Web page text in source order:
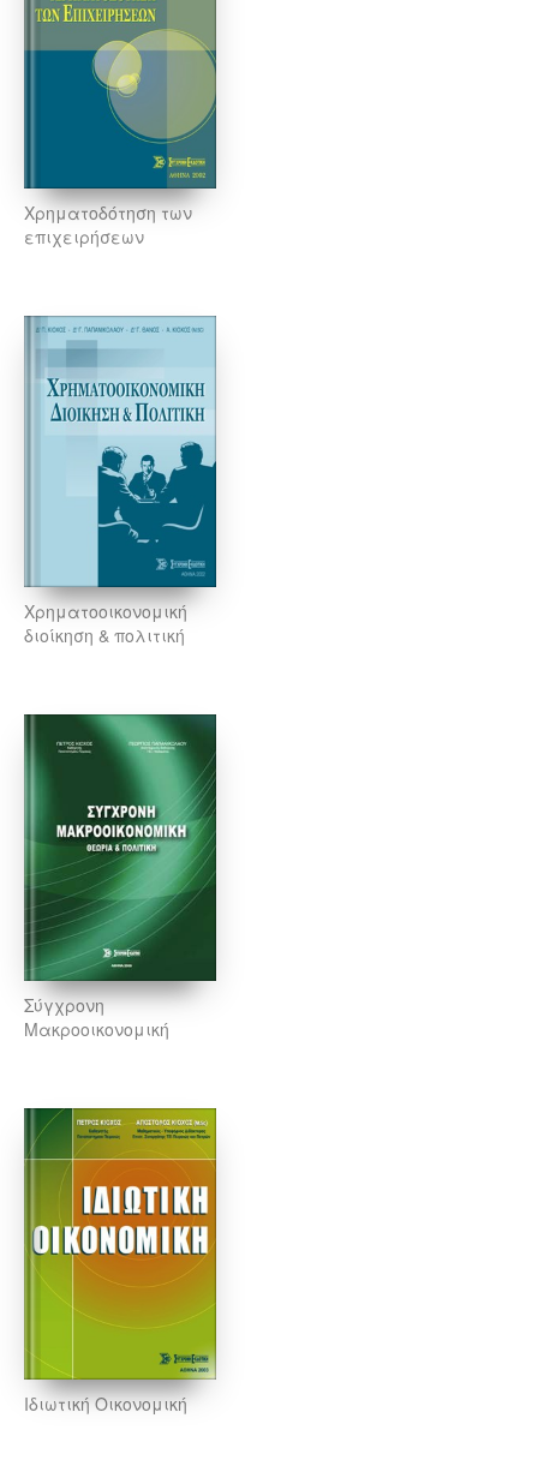
Χρηματοδότηση των
επιχειρήσεων
Χρηματοοικονομική
διοίκηση & πολιτική
Σύγχρονη
Μακροοικονομική
Ιδιωτική Οικονομική